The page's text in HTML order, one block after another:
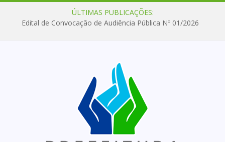
ÚLTIMAS PUBLICAÇÕES:
Edital de Convocação de Audiência Pública Nº 01/2026